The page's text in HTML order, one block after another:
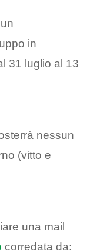
in
31 luglio al 13
nessun
(vitto e
una mail
corredata da: